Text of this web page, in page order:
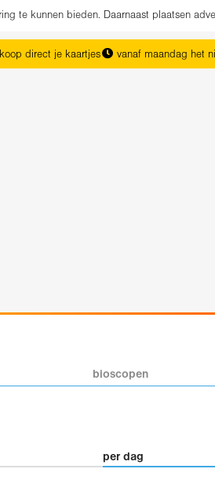
te kunnen bieden. Daarnaast plaatsen
direct je kaartjes vanaf maandag het
bioscopen
per dag